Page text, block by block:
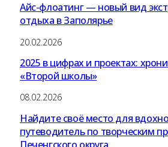
Айс-флоатинг — новый вид
отдыха в Заполярье
20.02.2026
2025 в цифрах и проектах:
«Второй школы»
08.02.2026
Найдите своё место для
путеводитель по творческим
Печенгского округа